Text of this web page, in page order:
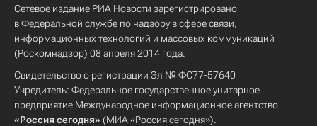
Сетевое издание РИА Новости зарегистрировано
в Федеральной службе по надзору в сфере связи,
информационных технологий и массовых коммуникаций
(Роскомнадзор) 08 апреля 2014 года.
Свидетельство о регистрации Эл № ФС77-57640
Учредитель: Федеральное государственное унитарное
предприятие Международное информационное агентство
«Россия сегодня» (МИА «Россия сегодня»).